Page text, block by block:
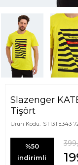
Slazenger
Tişört
Ürün Kodu: ST13TE343-
%50
indirimli